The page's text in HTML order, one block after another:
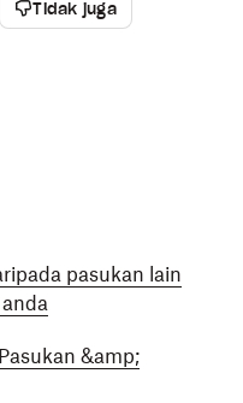
Tidak juga
pasukan lain
&amp;